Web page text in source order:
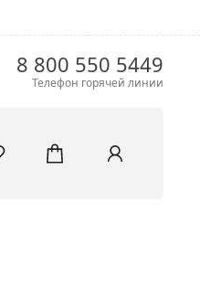
8 800 550 5449
Телефон горячей линии